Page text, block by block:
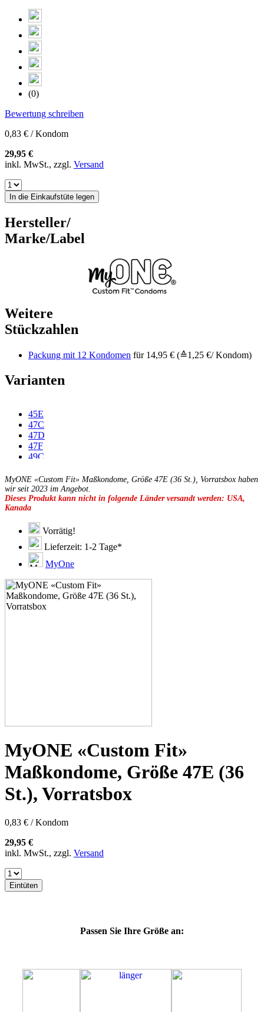
(0)
Bewertung schreiben
0,83 € / Kondom
29,95 €
inkl. MwSt., zzgl. Versand
In die Einkaufstüte legen
Hersteller/
Marke/Label
Weitere
Stückzahlen
Packung mit 12 Kondomen für 14,95 € (≙1,25 €/ Kondom)
Varianten
45E
47C
47D
47F
49C
49E
49F
49G
51C
51D
51E
51F
51G
51H
53D
53E
53F
57H
57K
60E
60F
60G
60H
60K
60L
64E
64F
64L
64M
MyONE «Custom Fit» Maßkondome, Größe 47E (36 St.), Vorratsbox haben
wir seit 2023 im Angebot.
Dieses Produkt kann nicht in folgende Länder versandt werden: USA,
Kanada
Vorrätig!
Lieferzeit: 1-2 Tage*
MyOne
MyONE «Custom Fit»
Maßkondome, Größe 47E (36
St.), Vorratsbox
0,83 € / Kondom
29,95 €
inkl. MwSt., zzgl. Versand
Eintüten
Passen Sie Ihre Größe an: